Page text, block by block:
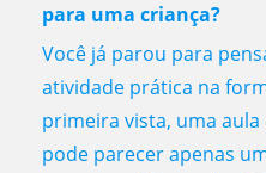
para uma criança?
Você já parou para
atividade prática na
primeira vista, uma
pode parecer apenas